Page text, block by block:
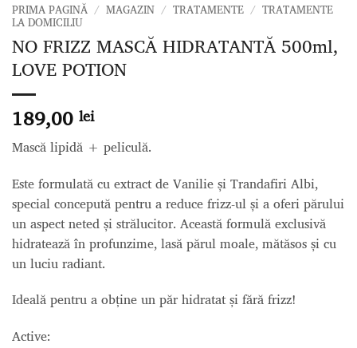
PRIMA PAGINĂ / MAGAZIN / TRATAMENTE / TRATAMENTE
LA DOMICILIU
NO FRIZZ MASCĂ HIDRATANTĂ 500ml,
LOVE POTION
189,00 lei
Mască lipidă + peliculă.
Este formulată cu extract de Vanilie și Trandafiri Albi,
special concepută pentru a reduce frizz-ul și a oferi părului
un aspect neted și strălucitor. Această formulă exclusivă
hidratează în profunzime, lasă părul moale, mătăsos și cu
un luciu radiant.
Ideală pentru a obține un păr hidratat și fără frizz!
Active: